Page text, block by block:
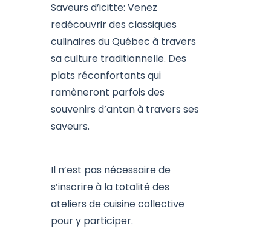
Saveurs d’icitte: Venez
redécouvrir des classiques
culinaires du Québec à travers
sa culture traditionnelle. Des
plats réconfortants qui
ramèneront parfois des
souvenirs d’antan à travers ses
saveurs.
Il n’est pas nécessaire de
s’inscrire à la totalité des
ateliers de cuisine collective
pour y participer.